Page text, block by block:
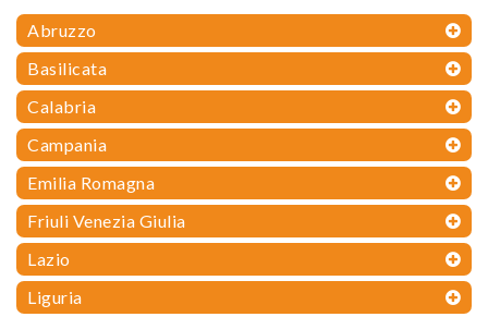
Abruzzo
Basilicata
Calabria
Campania
Emilia Romagna
Friuli Venezia Giulia
Lazio
Liguria